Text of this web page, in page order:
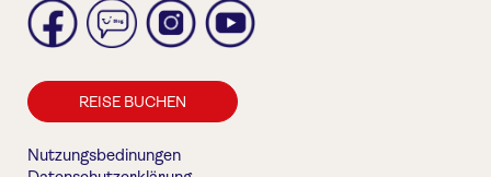
REISE BUCHEN
Nutzungsbedinungen